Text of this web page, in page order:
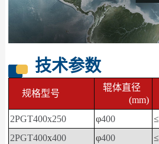
技术参数
规格型号
辊体直径
(mm)
2PGT400x250
φ400 ≤
2PGT400x400 φ400 ≤